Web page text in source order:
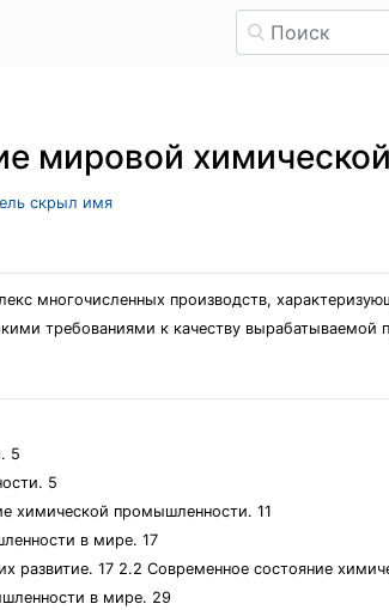
мировой
скрыл имя
многочисленных производств,
требованиями к качеству
5
5
химической промышленности. 11
в мире. 17
развитие. 17 2.2 Современное состояние
в мире. 29